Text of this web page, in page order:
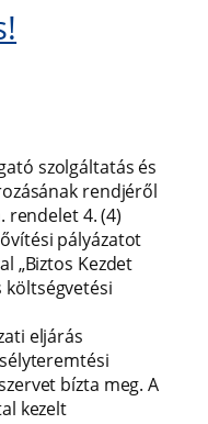
szolgáltatás és
rendjéről
rendelet 4. (4)
pályázatot
„Biztos Kezdet
költségvetési
eljárás
bízta meg. A
kezelt